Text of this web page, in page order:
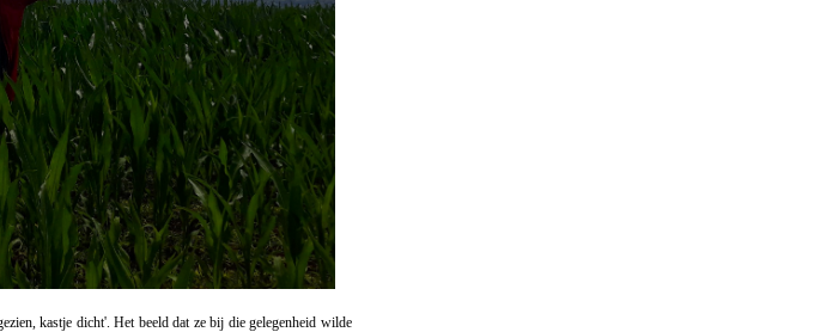
kastje dicht'. Het beeld dat ze bij die gelegenheid wilde